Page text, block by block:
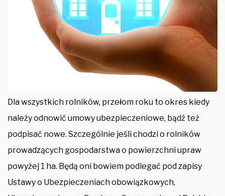
Dla wszystkich rolników, przełom roku to okres kiedy
należy odnowić umowy ubezpieczeniowe, bądź też
podpisać nowe. Szczególnie jeśli chodzi o rolników
prowadzących gospodarstwa o powierzchni upraw
powyżej 1 ha. Będą oni bowiem podlegać pod zapisy
Ustawy o Ubezpieczeniach obowiązkowych,